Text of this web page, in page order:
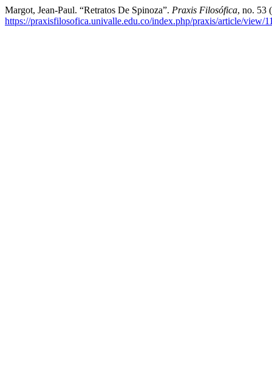
Margot, Jean-Paul. “Retratos De Spinoza”. Praxis Filosófica, no. 53
https://praxisfilosofica.univalle.edu.co/index.php/praxis/article/view/